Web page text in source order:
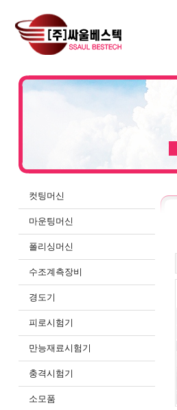
컷팅머신
마운팅머신
폴리싱머신
수조계측장비
경도기
피로시험기
만능재료시험기
충격시험기
소모품